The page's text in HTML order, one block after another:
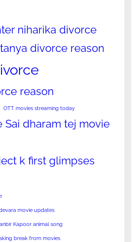
niharika divorce
divorce reason
reason
OTT movies streaming today
Sai dharam tej movie
k first glimpses
movie updates
Kapoor animal song
break from movies